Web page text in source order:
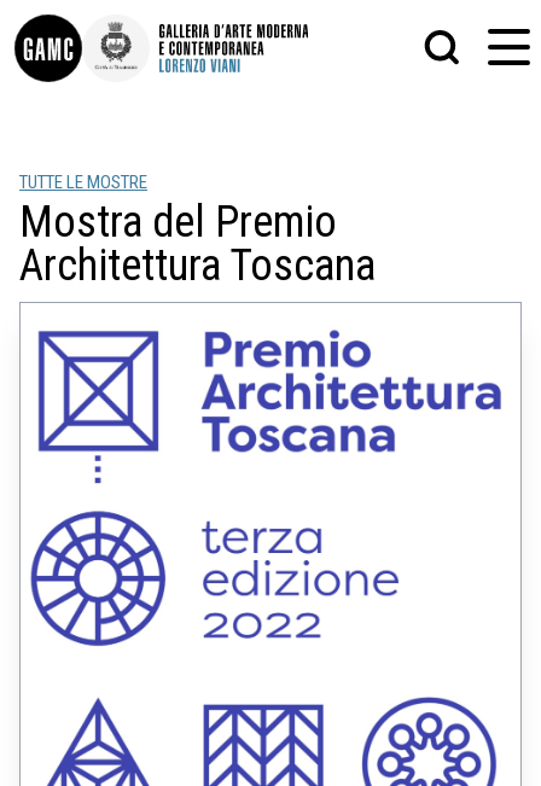
INFO
CONTATTI
DIDATTICA
SHOP
LORENZO VIANI
MOSTRE
EVENTI
PALAZZO DELLE MUSE
SCULTURA
ALTRO
TUTTE LE MOSTRE
Mostra del Premio
Architettura Toscana